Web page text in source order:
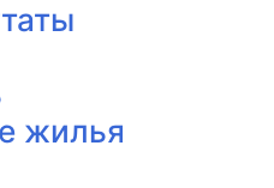
жилья